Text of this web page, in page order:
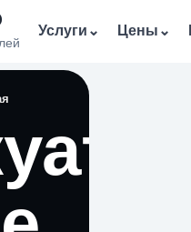
Услуги ⌄ Цены ⌄